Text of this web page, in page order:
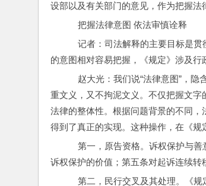
设部以及有关部门的意见，作为把握法
把握法律意图 依法审慎诠释
记者：司法解释的主要目标是贯
的意图相对容易把握，《规定》涉及
赵大光：我们说“法律意图”，隐
重文义，又不拘泥文义。不仅把握文
法律的整体性。根据问题背景的不同
得到了真正的实现。这种操作，在《规
第一，原告资格。诉权保护与善
诉权保护的价值；第五条对起诉连续转
第二，民行交叉及其处理。《规